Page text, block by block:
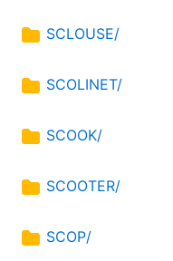
SCLOUSE/
SCOLINET/
SCOOK/
SCOOTER/
SCOP/